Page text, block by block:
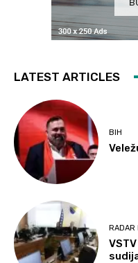
LATEST ARTICLES
BIH
RADAR